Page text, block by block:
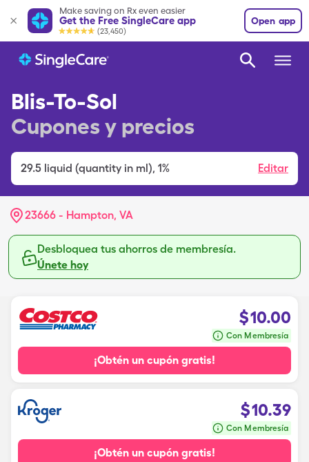
Make saving on Rx even easier
Get the Free SingleCare app
(23,450)
Open app
Blis-To-Sol
Cupones y precios
29.5 liquid (quantity in ml), 1% Editar
23666 - Hampton, VA
Desbloquea tus ahorros de membresía.
Únete hoy
$10.00
Con Membresía
¡Obtén un cupón gratis!
$10.39
Con Membresía
¡Obtén un cupón gratis!